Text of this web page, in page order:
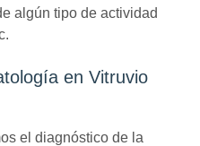
algún tipo de actividad
en Vitruvio
el diagnóstico de la